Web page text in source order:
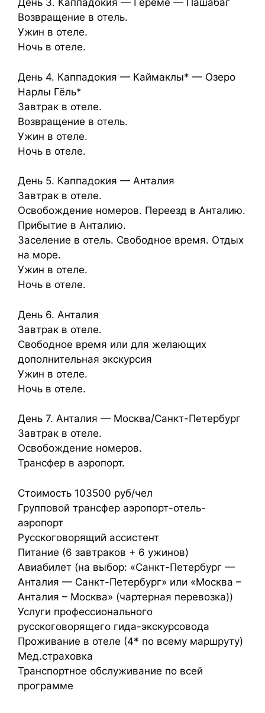
День 3. Каппадокия — Гёреме — Пашабаг
Возвращение в отель.
Ужин в отеле.
Ночь в отеле.
День 4. Каппадокия — Каймаклы* — Озеро
Нарлы Гёль*
Завтрак в отеле.
Возвращение в отель.
Ужин в отеле.
Ночь в отеле.
День 5. Каппадокия — Анталия
Завтрак в отеле.
Освобождение номеров. Переезд в Анталию.
Прибытие в Анталию.
Заселение в отель. Свободное время. Отдых
на море.
Ужин в отеле.
Ночь в отеле.
День 6. Анталия
Завтрак в отеле.
Свободное время или для желающих
дополнительная экскурсия
Ужин в отеле.
Ночь в отеле.
День 7. Анталия — Москва/Санкт-Петербург
Завтрак в отеле.
Освобождение номеров.
Трансфер в аэропорт.
Стоимость 103500 руб/чел
Групповой трансфер аэропорт-отель-
аэропорт
Русскоговорящий ассистент
Питание (6 завтраков + 6 ужинов)
Авиабилет (на выбор: «Санкт-Петербург —
Анталия — Санкт-Петербург» или «Москва –
Анталия – Москва» (чартерная перевозка))
Услуги профессионального
русскоговорящего гида-экскурсовода
Проживание в отеле (4* по всему маршруту)
Мед.страховка
Транспортное обслуживание по всей
программе